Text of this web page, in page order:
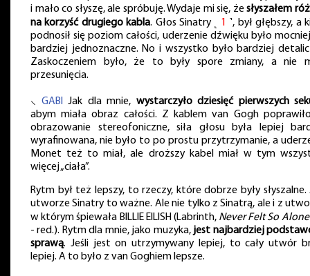
i mało co słyszę, ale spróbuję. Wydaje mi się, żesłyszałem
na korzyść drugiego kabla. Głos Sinatry ˻ 1 ˺, był głębszy, a
podnosił się poziom całości, uderzenie dźwięku było
bardziej jednoznaczne. No i wszystko było bardziej
Zaskoczeniem było, że to były spore zmiany, a nie
przesunięcia.
⸜ GABI Jak dla mnie, wystarczyło dziesięć pierwszych
abym miała obraz całości. Z kablem van Gogh
obrazowanie stereofoniczne, siła głosu była lepiej
wyrafinowana, nie było to po prostu przytrzymanie, a
Monet też to miał, ale droższy kabel miał w tym
więcej „ciała”.
Rytm był też lepszy, to rzeczy, które dobrze były
utworze Sinatry to ważne. Ale nie tylko z Sinatrą, ale i z
w którym śpiewała BILLIE EILISH (Labrinth, Never Felt So Alone
- red.). Rytm dla mnie, jako muzyka, jest najbardziej
sprawą. Jeśli jest on utrzymywany lepiej, to cały utwór
lepiej. A to było z van Goghiem lepsze.